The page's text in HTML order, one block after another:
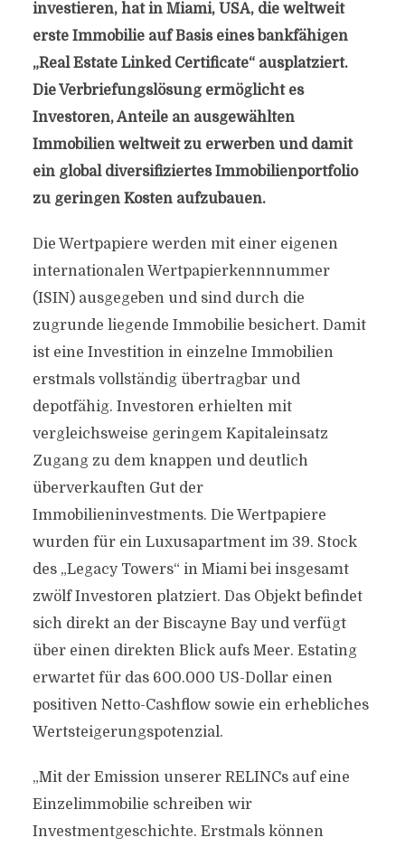
investieren, hat in Miami, USA, die weltweit
erste Immobilie auf Basis eines bankfähigen
„Real Estate Linked Certificate“ ausplatziert.
Die Verbriefungslösung ermöglicht es
Investoren, Anteile an ausgewählten
Immobilien weltweit zu erwerben und damit
ein global diversifiziertes Immobilienportfolio
zu geringen Kosten aufzubauen.
Die Wertpapiere werden mit einer eigenen
internationalen Wertpapierkennnummer
(ISIN) ausgegeben und sind durch die
zugrunde liegende Immobilie besichert. Damit
ist eine Investition in einzelne Immobilien
erstmals vollständig übertragbar und
depotfähig. Investoren erhielten mit
vergleichsweise geringem Kapitaleinsatz
Zugang zu dem knappen und deutlich
überverkauften Gut der
Immobilieninvestments. Die Wertpapiere
wurden für ein Luxusapartment im 39. Stock
des „Legacy Towers“ in Miami bei insgesamt
zwölf Investoren platziert. Das Objekt befindet
sich direkt an der Biscayne Bay und verfügt
über einen direkten Blick aufs Meer. Estating
erwartet für das 600.000 US-Dollar einen
positiven Netto-Cashflow sowie ein erhebliches
Wertsteigerungspotenzial.
„Mit der Emission unserer RELINCs auf eine
Einzelimmobilie schreiben wir
Investmentgeschichte. Erstmals können